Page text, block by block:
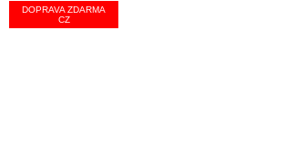
DOPRAVA ZDARMA
CZ